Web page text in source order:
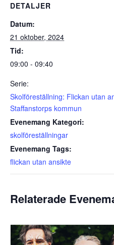
DETALJER
Datum:
21 oktober, 2024
Tid:
09:00 - 09:40
Serie:
Skolföreställning: Flickan utan
Staffanstorps kommun
Evenemang Kategori:
skolföreställningar
Evenemang Tags:
flickan utan ansikte
Relaterade